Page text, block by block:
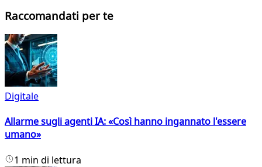
Raccomandati per te
Digitale
Allarme sugli agenti IA: «Così hanno ingannato l'essere
umano»
1 min di lettura